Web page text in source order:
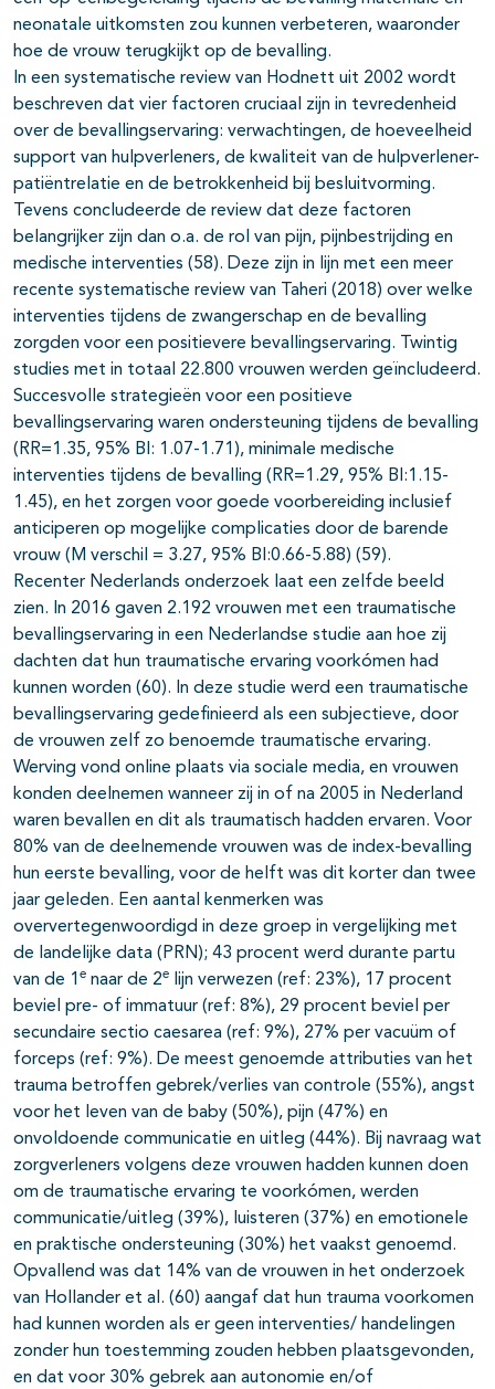
neonatale uitkomsten zou kunnen verbeteren, waaronder
hoe de vrouw terugkijkt op de bevalling.
In een systematische review van Hodnett uit 2002 wordt
beschreven dat vier factoren cruciaal zijn in tevredenheid
over de bevallingservaring: verwachtingen, de hoeveelheid
support van hulpverleners, de kwaliteit van de hulpverlener-
patiëntrelatie en de betrokkenheid bij besluitvorming.
Tevens concludeerde de review dat deze factoren
belangrijker zijn dan o.a. de rol van pijn, pijnbestrijding en
medische interventies (58). Deze zijn in lijn met een meer
recente systematische review van Taheri (2018) over welke
interventies tijdens de zwangerschap en de bevalling
zorgden voor een positievere bevallingservaring. Twintig
studies met in totaal 22.800 vrouwen werden geïncludeerd.
Succesvolle strategieën voor een positieve
bevallingservaring waren ondersteuning tijdens de bevalling
(RR=1.35, 95% BI: 1.07-1.71), minimale medische
interventies tijdens de bevalling (RR=1.29, 95% BI:1.15-
1.45), en het zorgen voor goede voorbereiding inclusief
anticiperen op mogelijke complicaties door de barende
vrouw (M verschil = 3.27, 95% BI:0.66-5.88) (59).
Recenter Nederlands onderzoek laat een zelfde beeld
zien. In 2016 gaven 2.192 vrouwen met een traumatische
bevallingservaring in een Nederlandse studie aan hoe zij
dachten dat hun traumatische ervaring voorkómen had
kunnen worden (60). In deze studie werd een traumatische
bevallingservaring gedefinieerd als een subjectieve, door
de vrouwen zelf zo benoemde traumatische ervaring.
Werving vond online plaats via sociale media, en vrouwen
konden deelnemen wanneer zij in of na 2005 in Nederland
waren bevallen en dit als traumatisch hadden ervaren. Voor
80% van de deelnemende vrouwen was de index-bevalling
hun eerste bevalling, voor de helft was dit korter dan twee
jaar geleden. Een aantal kenmerken was
oververtegenwoordigd in deze groep in vergelijking met
de landelijke data (PRN); 43 procent werd durante partu
van de 1 e naar de 2e lijn verwezen (ref: 23%), 17 procent
beviel pre- of immatuur (ref: 8%), 29 procent beviel per
secundaire sectio caesarea (ref: 9%), 27% per vacuüm of
forceps (ref: 9%). De meest genoemde attributies van het
trauma betroffen gebrek/verlies van controle (55%), angst
voor het leven van de baby (50%), pijn (47%) en
onvoldoende communicatie en uitleg (44%). Bij navraag wat
zorgverleners volgens deze vrouwen hadden kunnen doen
om de traumatische ervaring te voorkómen, werden
communicatie/uitleg (39%), luisteren (37%) en emotionele
en praktische ondersteuning (30%) het vaakst genoemd.
Opvallend was dat 14% van de vrouwen in het onderzoek
van Hollander et al. (60) aangaf dat hun trauma voorkomen
had kunnen worden als er geen interventies/ handelingen
zonder hun toestemming zouden hebben plaatsgevonden,
en dat voor 30% gebrek aan autonomie en/of